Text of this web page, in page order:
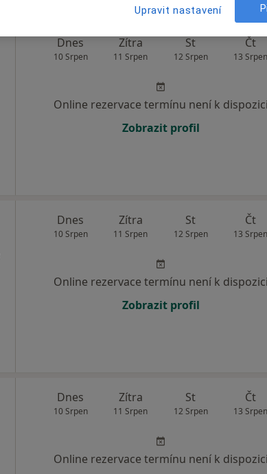
Dnes
10 Srpen
Zítra
11 Srpen
St
12 Srpen
Čt
13 Srpen
Online rezervace termínu není k dispozici
Zobrazit profil
Dnes
10 Srpen
Zítra
11 Srpen
St
12 Srpen
Čt
13 Srpen
Online rezervace termínu není k dispozici
Zobrazit profil
Dnes
10 Srpen
Zítra
11 Srpen
St
12 Srpen
Čt
13 Srpen
Online rezervace termínu není k dispozici
Upravit nastavení